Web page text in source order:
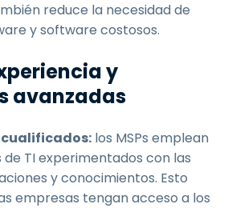
reduce la necesidad de
y software costosos.
y
avanzadas
los MSPs emplean
TI experimentados con las
y conocimientos. Esto
empresas tengan acceso a los